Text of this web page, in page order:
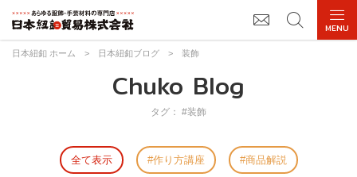
日本紐釦 ホーム > 日本紐釦ブログ > 装飾
Chuko Blog
タグ： #装飾
全て表示 作り方講座 商品解説